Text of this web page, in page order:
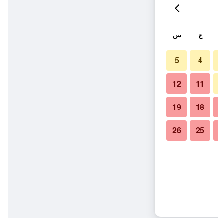
ج س
4
5
11
12
18
19
25
26